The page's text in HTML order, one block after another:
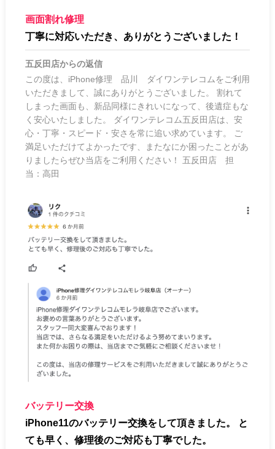
画面割れ修理
丁寧に対応いただき、ありがとうございました！
五反田店からの返信
この度は、iPhone修理 品川 ダイワンテレコムをご利用
いただきまして、誠にありがとうございました。 割れて
しまった画面も、新品同様にきれいになって、後遺症もな
く安心いたしました。 ダイワンテレコム五反田店は、安
心・丁寧・スピード・安さを常に追い求めています。 ご
満足いただけてよかったです、またなにか困ったことがあ
りましたらぜひ当店をご利用ください！ 五反田店 担
当：高田
バッテリー交換
iPhone11のバッテリー交換をして頂きました。 と
ても早く、修理後のご対応も丁寧でした。